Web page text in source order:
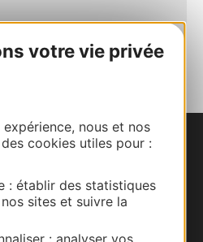
votre vie privée
nous et nos
cookies utiles pour :
: établir des statistiques
sites et suivre la
: analyser vos